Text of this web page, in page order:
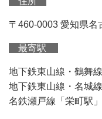
〒460-0003 愛知県名
最寄駅
地下鉄東山線・鶴舞
地下鉄東山線・名城
名鉄瀬戸線「栄町駅